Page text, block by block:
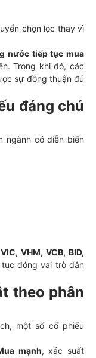
chọn lọc thay vì
nước tiếp tục mua
Trong khi đó, các
sự đồng thuận đủ
đáng chú
ngành có diễn biến
VIC, VHM, VCB, BID,
đóng vai trò dẫn
theo phân
một số cổ phiếu
mạnh, xác suất